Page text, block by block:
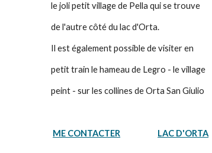
      le joli petit village de Pella qui se trouve
      de l'autre côté du lac d'Orta.
      Il est également possible de visiter en
      petit train le hameau de Legro - le village
      peint - sur les collines de Orta San Giulio
ME CONTACTER LAC D'ORTA